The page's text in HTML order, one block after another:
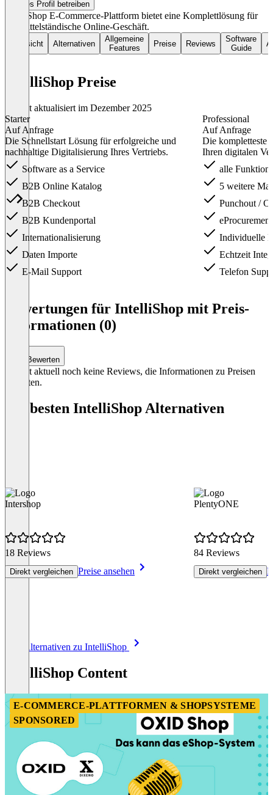
Dieses Profil betreiben
IntelliShop E-Commerce-Plattform bietet eine Komplettlösung für
das mittelständische Online-Geschäft.
Übersicht Alternativen
Allgemeine
Features
Preise Reviews
Software
Guide
IntelliShop Preise
Zuletzt aktualisiert im Dezember 2025
Starter
Auf Anfrage
Die Schnellstart Lösung für erfolgreiche und
nachhaltige Digitalisierung Ihres Vertriebs.
Software as a Service
B2B Online Katalog
B2B Checkout
B2B Kundenportal
Internationalisierung
Daten Importe
E-Mail Support
Professional
Auf Anfrage
Die kompletteste
Ihren digitalen
alle
5 weitere
Punchout /
eProcurement
Individuelle
Echtzeit
Telefon
Bewertungen für IntelliShop mit Preis-
Informationen (0)
Bewerten
Es gibt aktuell noch keine Reviews, die Informationen zu Preisen
enthalten.
Die besten IntelliShop Alternativen
Intershop
18 Reviews
Direkt vergleichen Preise ansehen
PlentyONE
84 Reviews
Direkt vergleichen
Alle Alternativen zu IntelliShop
IntelliShop Content
E-COMMERCE-PLATTFORMEN & SHOPSYSTEME
SPONSORED